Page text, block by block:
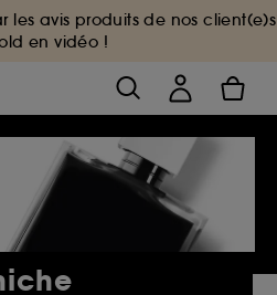
les avis produits de nos client(e)s
en vidéo !